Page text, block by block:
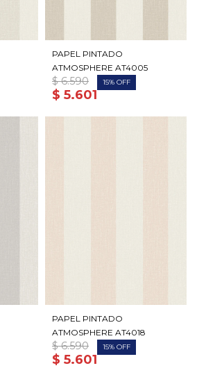
PAPEL PINTADO
ATMOSPHERE AT4005
$ 5.601
$ 6.590 15
PAPEL PINTADO
ATMOSPHERE AT4018
$ 5.601
$ 6.590 15